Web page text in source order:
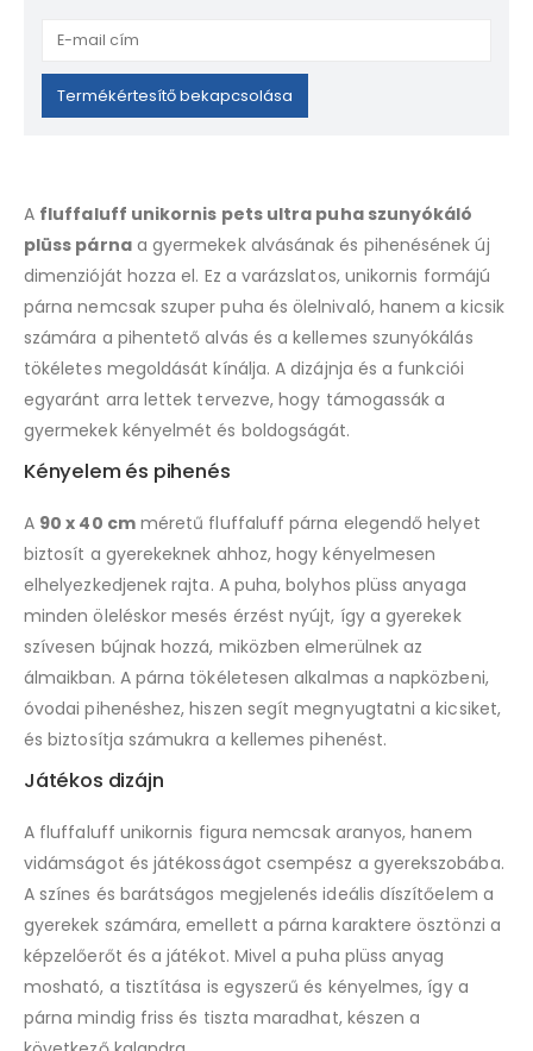
Enter
email
address
waitlist
for
this
product
Termékértesítő bekapcsolása
A fluffaluff unikornis pets ultra puha szunyókáló
plüss párnaa gyermekek alvásának és pihenésének új
dimenzióját hozza el. Ez a varázslatos, unikornis formájú
párna nemcsak szuper puha és ölelnivaló, hanem a kicsik
számára a pihentető alvás és a kellemes szunyókálás
tökéletes megoldását kínálja. A dizájnja és a funkciói
egyaránt arra lettek tervezve, hogy támogassák a
gyermekek kényelmét és boldogságát.
Kényelem és pihenés
A 90 x 40 cmméretű fluffaluff párna elegendő helyet
biztosít a gyerekeknek ahhoz, hogy kényelmesen
elhelyezkedjenek rajta. A puha, bolyhos plüss anyaga
minden öleléskor mesés érzést nyújt, így a gyerekek
szívesen bújnak hozzá, miközben elmerülnek az
álmaikban. A párna tökéletesen alkalmas a napközbeni,
óvodai pihenéshez, hiszen segít megnyugtatni a kicsiket,
és biztosítja számukra a kellemes pihenést.
Játékos dizájn
A fluffaluff unikornis figura nemcsak aranyos, hanem
vidámságot és játékosságot csempész a gyerekszobába.
A színes és barátságos megjelenés ideális díszítőelem a
gyerekek számára, emellett a párna karaktere ösztönzi a
képzelőerőt és a játékot. Mivel a puha plüss anyag
mosható, a tisztítása is egyszerű és kényelmes, így a
párna mindig friss és tiszta maradhat, készen a